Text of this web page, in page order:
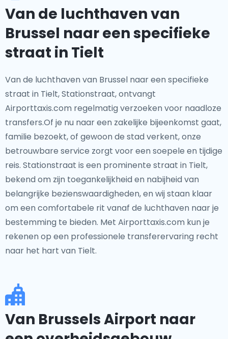
Van de luchthaven van
Brussel naar een specifieke
straat in Tielt
Van de luchthaven van Brussel naar een specifieke
straat in Tielt, Stationstraat, ontvangt
Airporttaxis.com regelmatig verzoeken voor naadloze
transfers.Of je nu naar een zakelijke bijeenkomst gaat,
familie bezoekt, of gewoon de stad verkent, onze
betrouwbare service zorgt voor een soepele en tijdige
reis. Stationstraat is een prominente straat in Tielt,
bekend om zijn toegankelijkheid en nabijheid van
belangrijke bezienswaardigheden, en wij staan klaar
om een comfortabele rit vanaf de luchthaven naar je
bestemming te bieden. Met Airporttaxis.com kun je
rekenen op een professionele transferervaring recht
naar het hart van Tielt.
Van Brussels Airport naar